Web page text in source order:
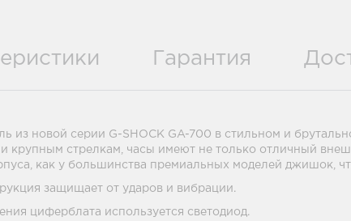
Гарантия
из новой серии G-SHOCK GA-700 в стильном и
крупным стрелкам, часы имеют не только отличный
как у большинства премиальных моделей джишок,
защищает от ударов и вибрации.
циферблата используется светодиод.